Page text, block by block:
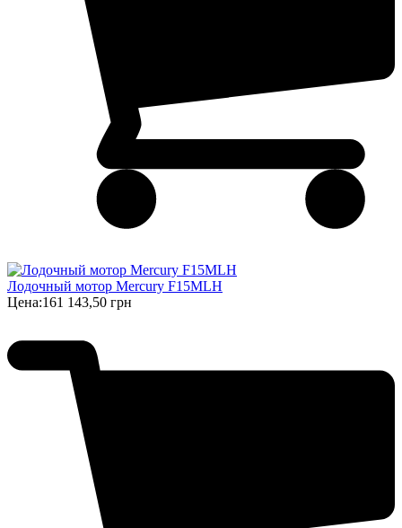
Лодочный мотор Mercury F15MLH
Цена:161 143,50 грн